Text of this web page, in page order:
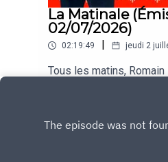
La Matinale
02/07/2026)
02:19:49 jeudi 2
Tous les matins,